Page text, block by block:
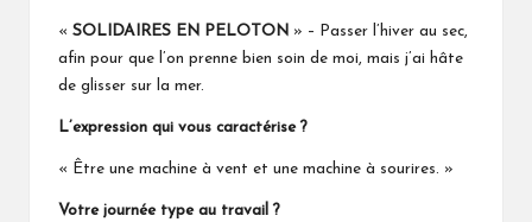
« SOLIDAIRES EN PELOTON » – Passer l’hiver au sec,
afin pour que l’on prenne bien soin de moi, mais j’ai hâte
de glisser sur la mer.
L’expression qui vous caractérise ?
« Être une machine à vent et une machine à sourires. »
Votre journée type au travail ?